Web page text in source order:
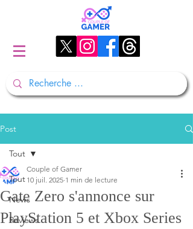
Post
Tout
News
Reviews
Tout
Gate Zero s'annonce sur
PlayStation 5 et Xbox Series
Couple of Gamer
10 juil. 2025 1 min de lecture